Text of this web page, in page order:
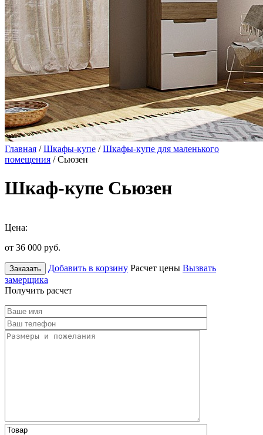
Главная /Шкафы-купе /Шкафы-купе для маленького
помещения / Сьюзен
Шкаф-купе Сьюзен
Цена:
от 36 000 руб.
Заказать Добавить в корзину Расчет цены Вызвать
замерщика
Получить расчет